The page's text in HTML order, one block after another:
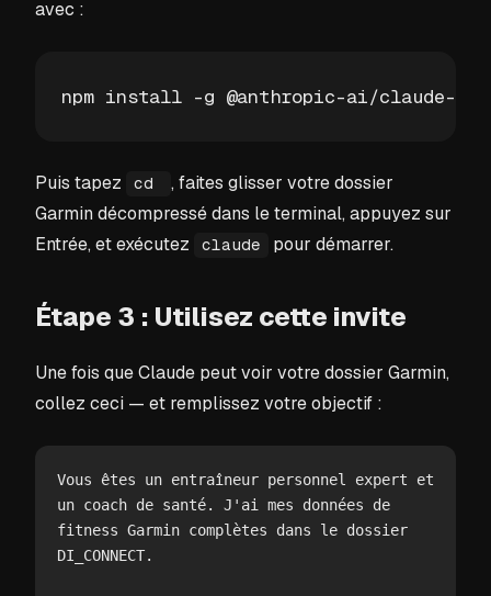
avec :
npm install -g @anthropic-ai/claude-
Puis tapez cd
, faites glisser votre dossier
Garmin décompressé dans le terminal, appuyez sur
Entrée, et exécutez
claude pour démarrer.
Étape 3 : Utilisez cette invite
Une fois que Claude peut voir votre dossier Garmin,
collez ceci — et remplissez votre objectif :
Vous êtes un entraîneur personnel expert et
un coach de santé. J'ai mes données de
fitness Garmin complètes dans le dossier
DI_CONNECT.